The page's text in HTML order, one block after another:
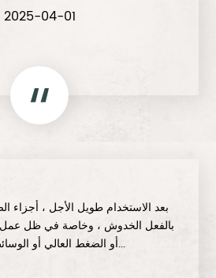
2025-04-01
بعد الاستخدام طويل الأجل ، أجزاء
بالفعل الخدوش ، وخاصة في ظل عمل
أو الضغط العالي أو الوسائط المسببة...